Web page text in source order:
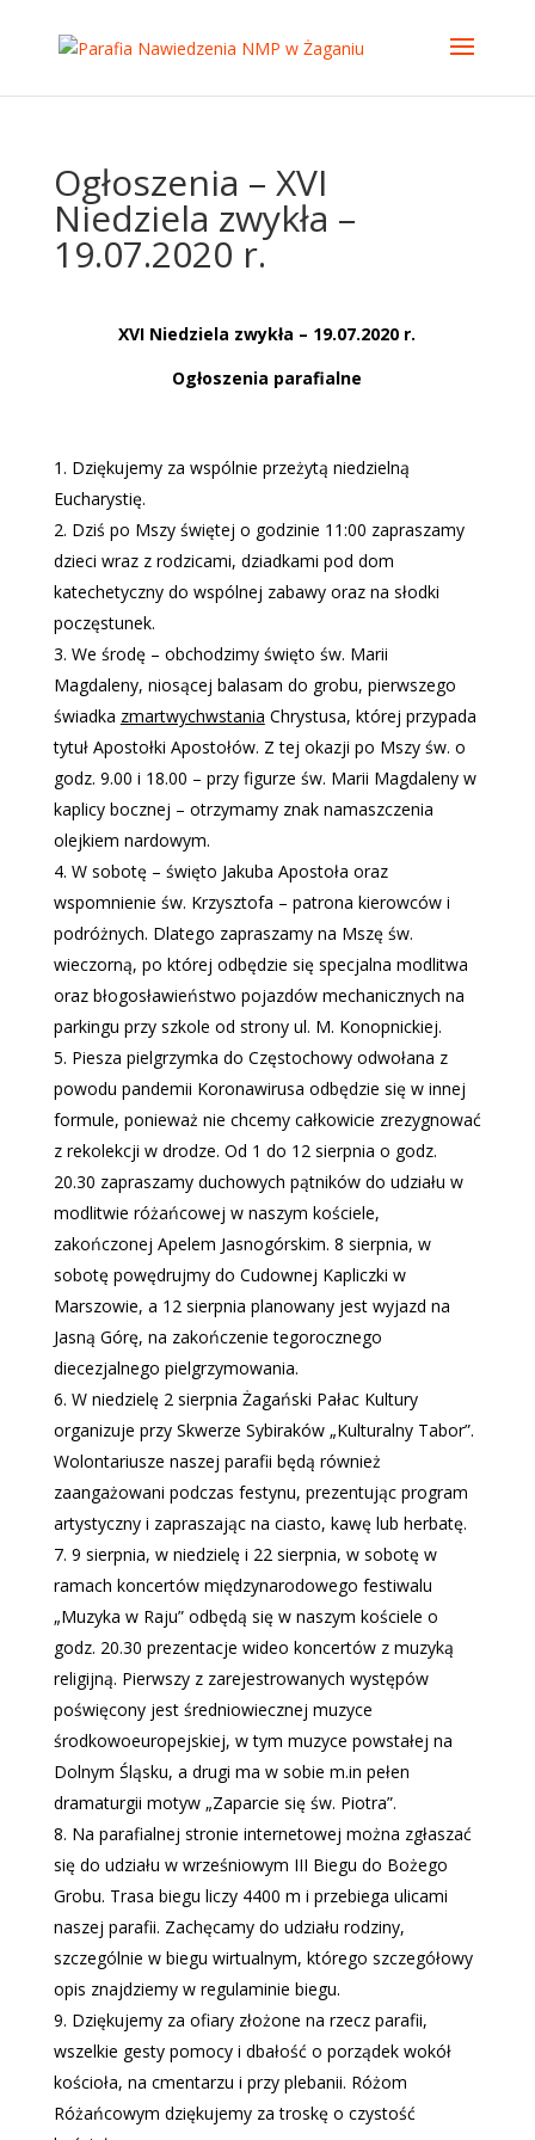
Ogłoszenia – XVI
Niedziela zwykła –
19.07.2020 r.
XVI Niedziela zwykła – 19.07.2020 r.
Ogłoszenia parafialne
Dziękujemy za wspólnie przeżytą niedzielną
Eucharystię.
Dziś po Mszy świętej o godzinie 11:00 zapraszamy
dzieci wraz z rodzicami, dziadkami pod dom
katechetyczny do wspólnej zabawy oraz na słodki
poczęstunek.
We środę – obchodzimy święto św. Marii
Magdaleny, niosącej balasam do grobu, pierwszego
świadka zmartwychwstania Chrystusa, której przypada
tytuł Apostołki Apostołów. Z tej okazji po Mszy św. o
godz. 9.00 i 18.00 – przy figurze św. Marii Magdaleny w
kaplicy bocznej – otrzymamy znak namaszczenia
olejkiem nardowym.
W sobotę – święto Jakuba Apostoła oraz
wspomnienie św. Krzysztofa – patrona kierowców i
podróżnych. Dlatego zapraszamy na Mszę św.
wieczorną, po której odbędzie się specjalna modlitwa
oraz błogosławieństwo pojazdów mechanicznych na
parkingu przy szkole od strony ul. M. Konopnickiej.
Piesza pielgrzymka do Częstochowy odwołana z
powodu pandemii Koronawirusa odbędzie się w innej
formule, ponieważ nie chcemy całkowicie zrezygnować
z rekolekcji w drodze. Od 1 do 12 sierpnia o godz.
20.30 zapraszamy duchowych pątników do udziału w
modlitwie różańcowej w naszym kościele,
zakończonej Apelem Jasnogórskim. 8 sierpnia, w
sobotę powędrujmy do Cudownej Kapliczki w
Marszowie, a 12 sierpnia planowany jest wyjazd na
Jasną Górę, na zakończenie tegorocznego
diecezjalnego pielgrzymowania.
W niedzielę 2 sierpnia Żagański Pałac Kultury
organizuje przy Skwerze Sybiraków „Kulturalny Tabor”.
Wolontariusze naszej parafii będą również
zaangażowani podczas festynu, prezentując program
artystyczny i zapraszając na ciasto, kawę lub herbatę.
9 sierpnia, w niedzielę i 22 sierpnia, w sobotę w
ramach koncertów międzynarodowego festiwalu
„Muzyka w Raju” odbędą się w naszym kościele o
godz. 20.30 prezentacje wideo koncertów z muzyką
religijną. Pierwszy z zarejestrowanych występów
poświęcony jest średniowiecznej muzyce
środkowoeuropejskiej, w tym muzyce powstałej na
Dolnym Śląsku, a drugi ma w sobie m.in pełen
dramaturgii motyw „Zaparcie się św. Piotra”.
Na parafialnej stronie internetowej można zgłaszać
się do udziału w wrześniowym III Biegu do Bożego
Grobu. Trasa biegu liczy 4400 m i przebiega ulicami
naszej parafii. Zachęcamy do udziału rodziny,
szczególnie w biegu wirtualnym, którego szczegółowy
opis znajdziemy w regulaminie biegu.
Dziękujemy za ofiary złożone na rzecz parafii,
wszelkie gesty pomocy i dbałość o porządek wokół
kościoła, na cmentarzu i przy plebanii. Różom
Różańcowym dziękujemy za troskę o czystość